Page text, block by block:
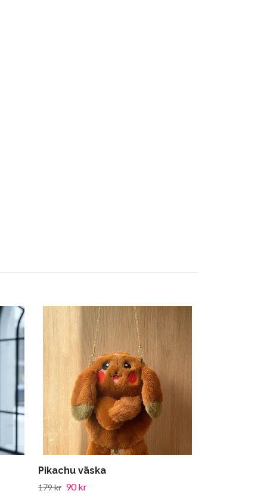
Pikachu väska
179 kr 90 kr